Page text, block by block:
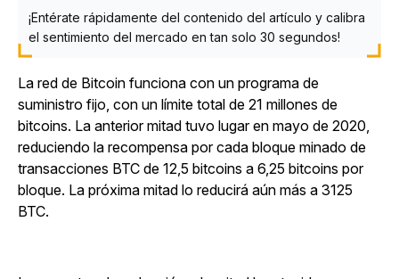
¡Entérate rápidamente del contenido del artículo y calibra
el sentimiento del mercado en tan solo 30 segundos!
La red de Bitcoin funciona con un programa de
suministro fijo, con un límite total de 21 millones de
bitcoins. La anterior mitad tuvo lugar en mayo de 2020,
reduciendo la recompensa por cada bloque minado de
transacciones BTC de 12,5 bitcoins a 6,25 bitcoins por
bloque. La próxima mitad lo reducirá aún más a 3125
BTC.